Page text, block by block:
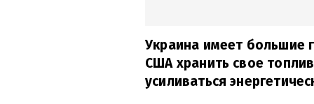
Украина имеет большие
США хранить свое
усиливаться